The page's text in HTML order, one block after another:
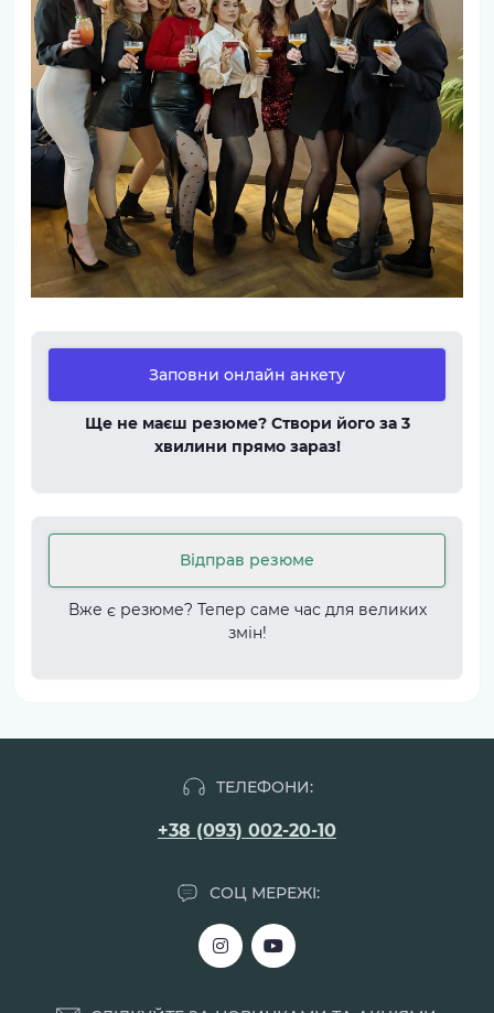
Заповни онлайн анкету
Ще не маєш резюме? Створи його за 3
хвилини прямо зараз!
Відправ резюме
Вже є резюме? Тепер саме час для великих
змін!
ТЕЛЕФОНИ:
+38 (093) 002-20-10
СОЦ МЕРЕЖІ: